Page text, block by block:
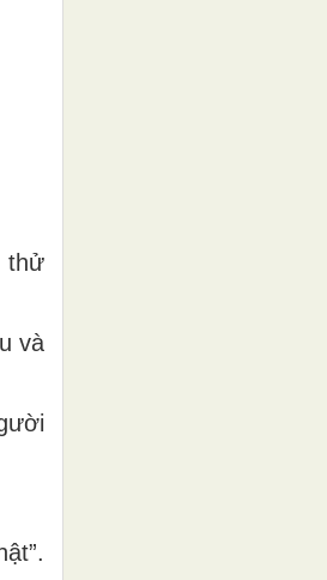
thử
và